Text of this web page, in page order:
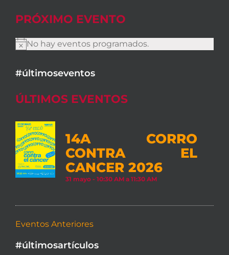
PRÓXIMO EVENTO
Aviso
No hay eventos programados.
#últimoseventos
ÚLTIMOS EVENTOS
14A CORRO
CONTRA EL
CANCER 2026
31 mayo - 10:30 AMa 11:30 AM
Eventos Anteriores
#últimosartículos